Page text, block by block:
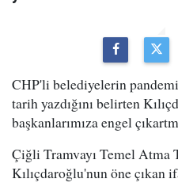
CHP'li belediyelerin
tarih yazdığını belirten
başkanlarımıza engel
Çiğli Tramvayı Temel Atma
Kılıçdaroğlu'nun öne çıkan